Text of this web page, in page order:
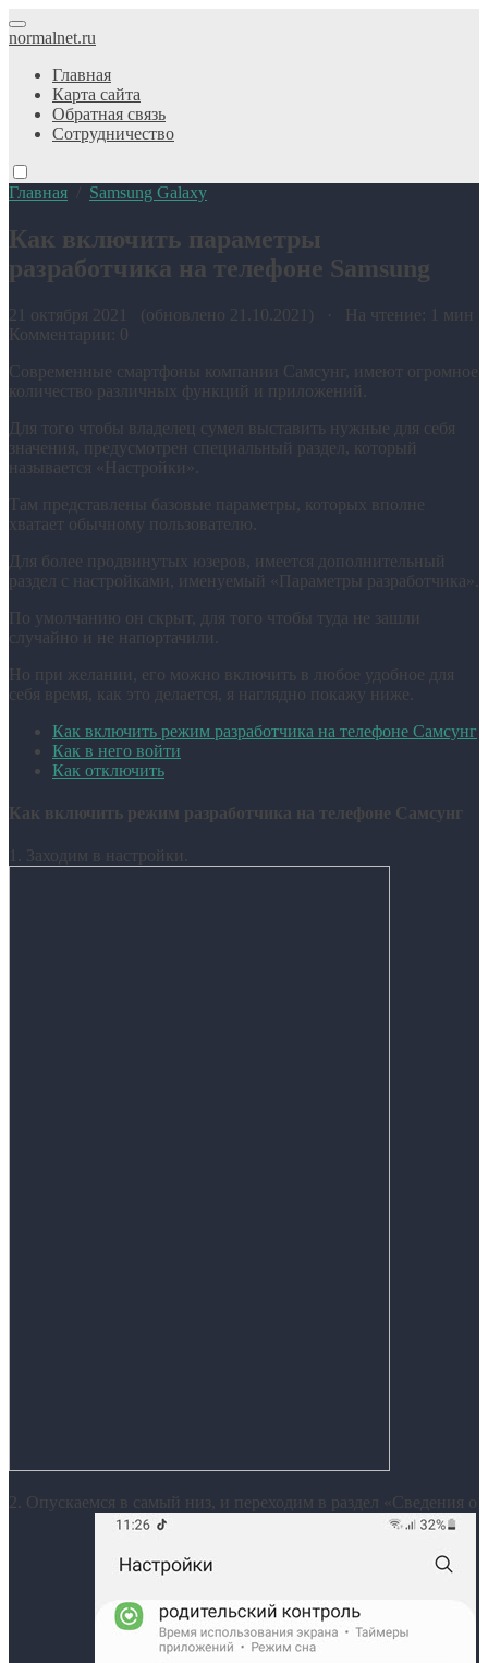
normalnet.ru
Главная
Карта сайта
Обратная связь
Сотрудничество
Главная Samsung Galaxy
Как включить параметры
разработчика на телефоне Samsung
21 октября 2021 (обновлено 21.10.2021) · На чтение: 1 мин
Комментарии: 0
Современные смартфоны компании Самсунг, имеют огромное
количество различных функций и приложений.
Для того чтобы владелец сумел выставить нужные для себя
значения, предусмотрен специальный раздел, который
называется «Настройки».
Там представлены базовые параметры, которых вполне
хватает обычному пользователю.
Для более продвинутых юзеров, имеется дополнительный
раздел с настройками, именуемый «Параметры разработчика».
По умолчанию он скрыт, для того чтобы туда не зашли
случайно и не напортачили.
Но при желании, его можно включить в любое удобное для
себя время, как это делается, я наглядно покажу ниже.
Как включить режим разработчика на телефоне Самсунг
Как в него войти
Как отключить
Как включить режим разработчика на телефоне Самсунг
1. Заходим в настройки.
2. Опускаемся в самый низ, и переходим в раздел «Сведения о